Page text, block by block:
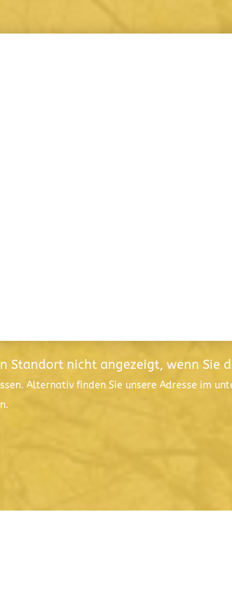
Standort nicht angezeigt, wenn Sie
Alternativ finden Sie unsere Adresse im